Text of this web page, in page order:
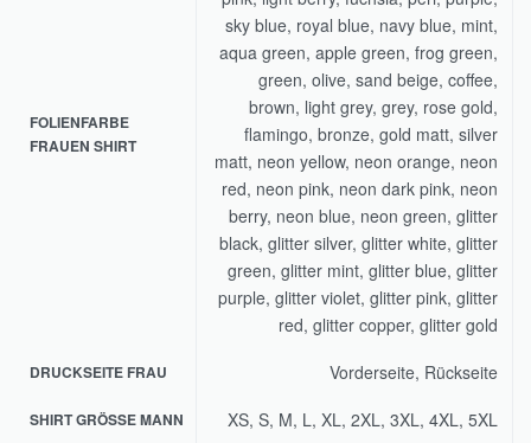
FOLIENFARBE
FRAUEN SHIRT
sky blue, royal blue, navy blue, mint,
aqua green, apple green, frog green,
green, olive, sand beige, coffee,
brown, light grey, grey, rose gold,
flamingo, bronze, gold matt, silver
matt, neon yellow, neon orange, neon
red, neon pink, neon dark pink, neon
berry, neon blue, neon green, glitter
black, glitter silver, glitter white, glitter
green, glitter mint, glitter blue, glitter
purple, glitter violet, glitter pink, glitter
red, glitter copper, glitter gold
DRUCKSEITE FRAU Vorderseite, Rückseite
SHIRT GRÖSSE MANN XS, S, M, L, XL, 2XL, 3XL, 4XL, 5XL